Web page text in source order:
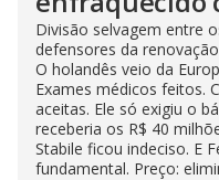
Divisão selvagem entre
defensores da
O holandês veio da
Exames médicos feitos.
aceitas. Ele só exigiu o
receberia os R$ 40
Stabile ficou indeciso. E
fundamental. Preço: